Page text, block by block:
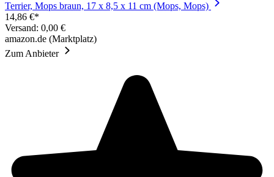
Terrier, Mops braun, 17 x 8,5 x 11 cm (Mops, Mops)
14,86 €*
Versand: 0,00 €
amazon.de (Marktplatz)
Zum Anbieter